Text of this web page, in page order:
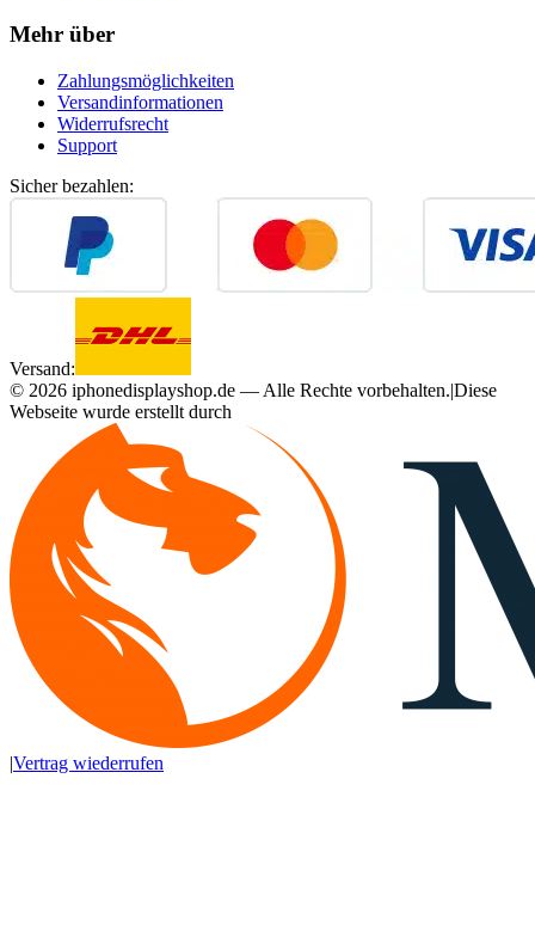
Mehr über
Zahlungsmöglichkeiten
Versandinformationen
Widerrufsrecht
Support
Sicher bezahlen:
Versand:
© 2026 iphonedisplayshop.de — Alle Rechte vorbehalten.|Diese
Webseite wurde erstellt durch
|Vertrag wiederrufen